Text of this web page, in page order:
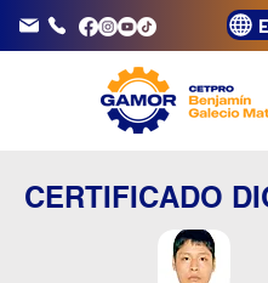
3320072
CERTIFICADO